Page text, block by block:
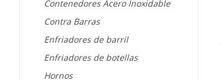
Contenedores Acero Inoxidable
Contra Barras
Enfriadores de barril
Enfriadores de botellas
Hornos